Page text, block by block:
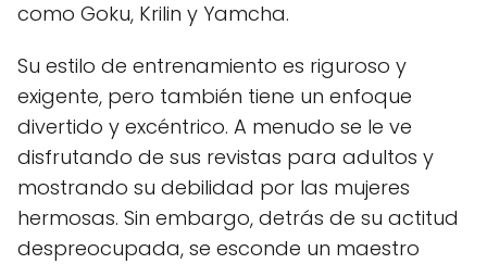
como Goku, Krilin y Yamcha.
Su estilo de entrenamiento es riguroso y
exigente, pero también tiene un enfoque
divertido y excéntrico. A menudo se le ve
disfrutando de sus revistas para adultos y
mostrando su debilidad por las mujeres
hermosas. Sin embargo, detrás de su actitud
despreocupada, se esconde un maestro